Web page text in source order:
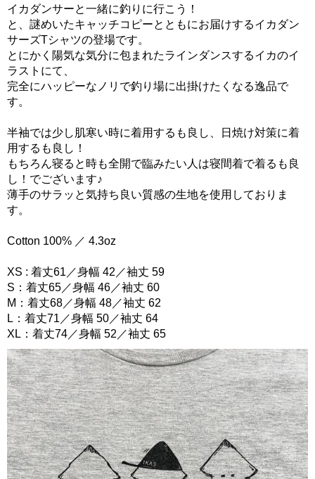
イカダンサーと一緒に釣りに行こう！
と、謎めいたキャッチコピーとともにお届けするイカダン
サーズTシャツの登場です。
とにかく陽気な気分に包まれたラインダンスするイカのイ
ラストにて、
完全にハッピーなノリで釣り場に出掛けたくなる逸品で
す。
半袖では少し肌寒い時に着用するも良し、日焼け対策に着
用するも良し！
もちろん寝ると時も全開で臨みたい人は寝間着で着るも良
し！でございます♪
薄手のサラッと気持ち良い質感の生地を使用しておりま
す。
Cotton 100% ／ 4.3oz
XS : 着丈61／身幅 42／袖丈 59
S：着丈65／身幅 46／袖丈 60
M：着丈68／身幅 48／袖丈 62
L：着丈71／身幅 50／袖丈 64
XL：着丈74／身幅 52／袖丈 65